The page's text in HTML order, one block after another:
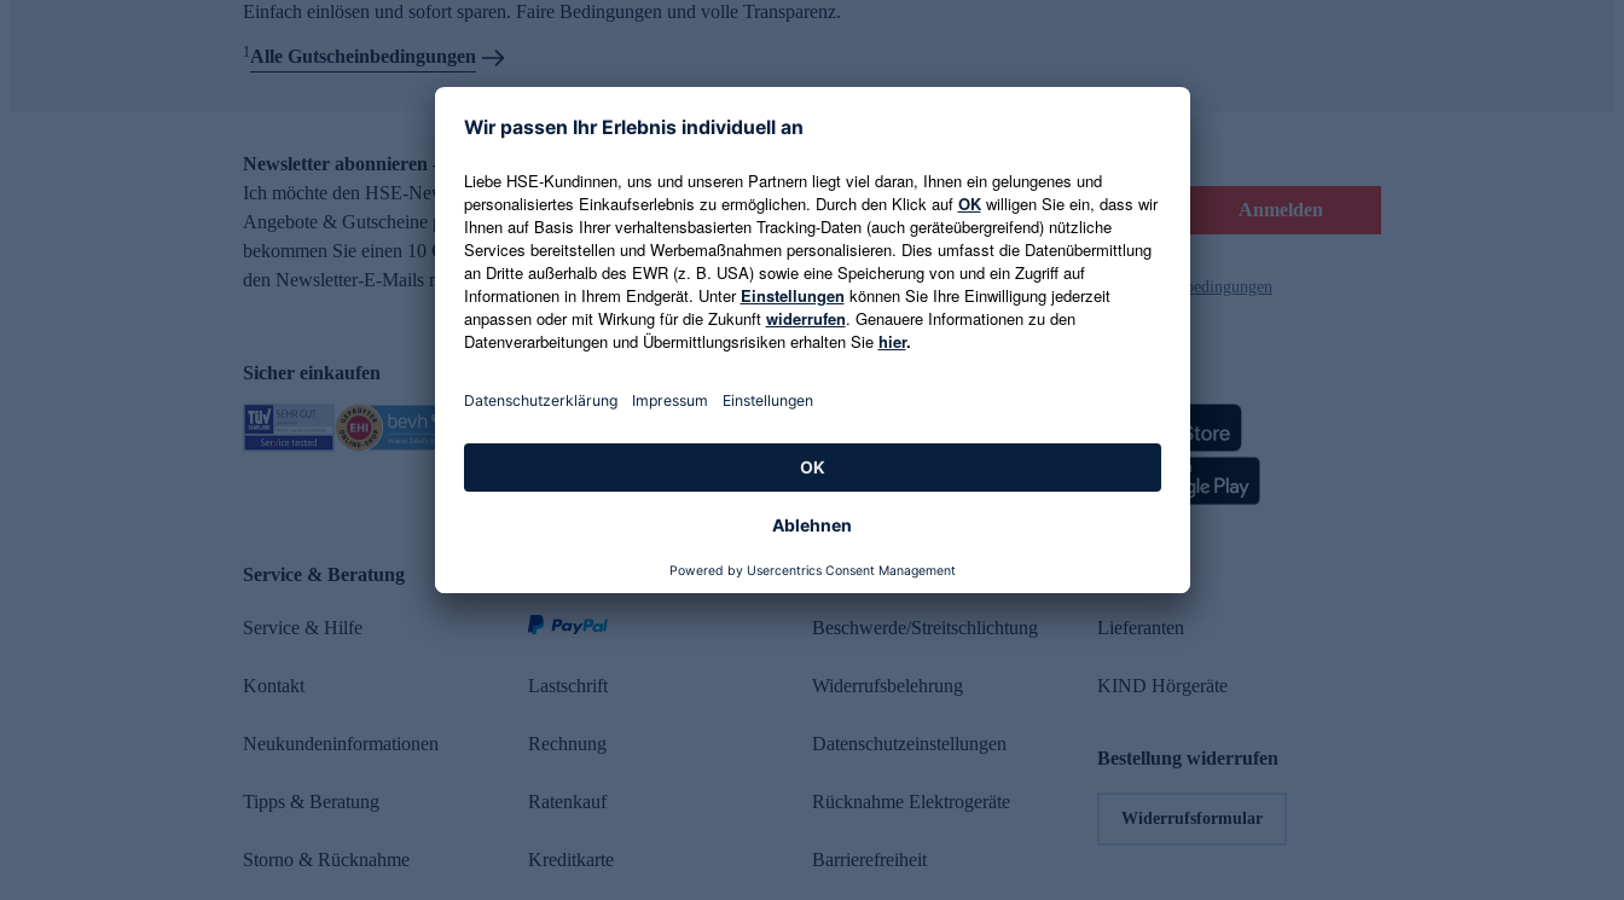
Einfach einlösen und sofort sparen. Faire Bedingungen und volle Transparenz.
1Alle Gutscheinbedingungen
Newsletter abonnieren – 10 € Gutschein erhalten
Ich möchte den HSE-Newsletter abonnieren und aktuelle Trends,
Angebote & Gutscheine per E-Mail erhalten. Als Dankeschön
bekommen Sie einen 10 € Gutschein. Eine Abmeldung ist jederzeit in
den Newsletter-E-Mails möglich.
E-Mail-Adresse eingeben Anmelden
Es gelten die Datenschutzrichtlinien und die Gutscheinbedingungen
Sicher einkaufen
Service & Beratung
Service & Hilfe
Kontakt
Neukundeninformationen
Tipps & Beratung
Storno & Rücknahme
Lastschrift
Rechnung
Ratenkauf
Kreditkarte
Rechtliches
Beschwerde/Streitschlichtung
Widerrufsbelehrung
Datenschutzeinstellungen
Rücknahme Elektrogeräte
Barrierefreiheit
Lieferanten
KIND Hörgeräte
Bestellung widerrufen
Widerrufsformular